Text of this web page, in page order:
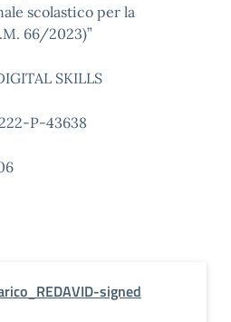
scolastico per la
66/2023)”
SKILLS
P-43638
signed